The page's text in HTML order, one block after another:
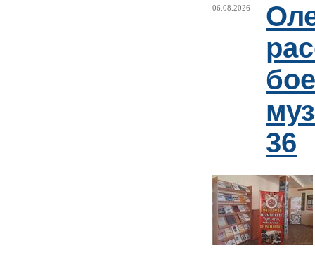
06.08.2026
36